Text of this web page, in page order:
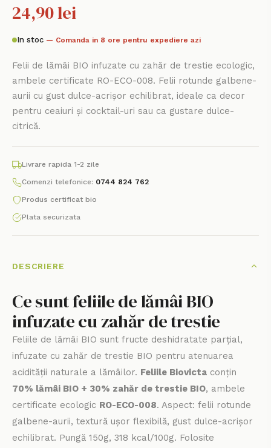
24,90 lei
In stoc — Comanda in 8 ore pentru expediere azi
Felii de lămâi BIO infuzate cu zahăr de trestie ecologic,
ambele certificate RO-ECO-008. Felii rotunde galbene-
aurii cu gust dulce-acrișor echilibrat, ideale ca decor
pentru ceaiuri și cocktail-uri sau ca gustare dulce-
citrică.
Livrare rapida 1-2 zile
Comenzi telefonice: 0744 824 762
Produs certificat bio
Plata securizata
DESCRIERE
Ce sunt feliile de lămâi BIO
infuzate cu zahăr de trestie
Feliile de lămâi BIO sunt fructe deshidratate parțial,
infuzate cu zahăr de trestie BIO pentru atenuarea
acidității naturale a lămâilor. Feliile Biovicta conțin
70% lămâi BIO + 30% zahăr de trestie BIO, ambele
certificate ecologic RO-ECO-008. Aspect: felii rotunde
galbene-aurii, textură ușor flexibilă, gust dulce-acrișor
echilibrat. Pungă 150g, 318 kcal/100g. Folosite